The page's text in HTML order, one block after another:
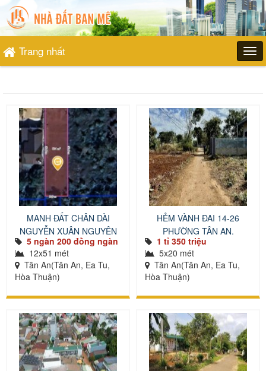
Trang nhất
MANH ĐẤT CHÂN DÀI
NGUYỄN XUÂN NGUYÊN
5 ngàn 200 đồng ngàn
12x51 mét
Tân An(Tân An, Ea Tu,
Hòa Thuận)
HẺM VÀNH ĐAI 14-26
PHƯỜNG TÂN AN.
1 tỉ 350 triệu
5x20 mét
Tân An(Tân An, Ea Tu,
Hòa Thuận)